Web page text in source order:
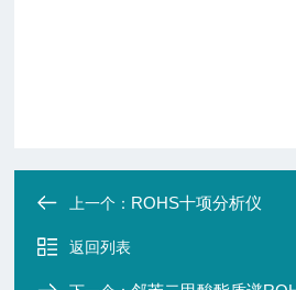
上一个： ROHS十项分析仪
返回列表